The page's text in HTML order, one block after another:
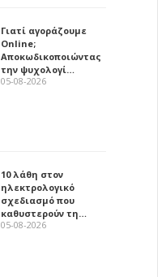
Γιατί αγοράζουμε
Online;
Αποκωδικοποιώντας
την ψυχολογί…
05-08-2026
10 λάθη στον
ηλεκτρολογικό
σχεδιασμό που
καθυστερούν τη…
05-08-2026